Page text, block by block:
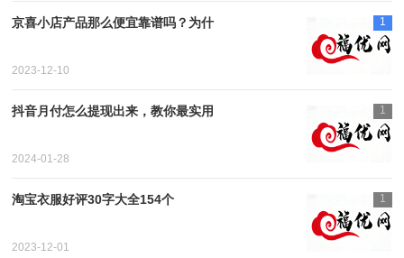
1
京喜小店产品那么便宜靠谱吗？为什
2023-12-10
1
抖音月付怎么提现出来，教你最实用
2024-01-28
1
淘宝衣服好评30字大全154个
2023-12-01